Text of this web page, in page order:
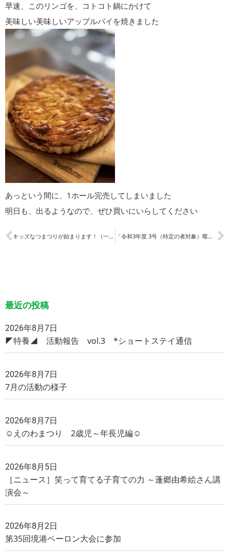
早速、このリンゴを、コトコト鍋にかけて
美味しい美味しいアップルパイを焼きました
あっという間に、1ホール完売してしまいました
明日も、出るようなので、ぜひ買いにいらしてください
キッズなつまつりが始まります！（一般園/夜間園合同） 「令和3年度 3号（特定の者対象）喀痰吸引等研修 」筆記試験結果発表
最近の投稿
2026年8月7日
◤特養◢ 活動報告 vol.3 *ショートステイ通信
2026年8月7日
7月の活動の様子
2026年8月7日
☺えのわまつり 2歳児～年長児編☺
2026年8月5日
［ニュース］笑って育てる子育ての力 ～蓬郷由希絵さん講
演会～
2026年8月2日
第35回境港ペーロン大会に参加